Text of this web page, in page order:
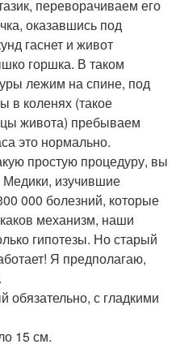
переворачиваем его
оказавшись под
гаснет и живот
горшка. В таком
лежим на спине, под
в коленях (такое
живота) пребываем
это нормально.
простую процедуру, вы
Медики, изучившие
000 болезний, которые
механизм, наши
гипотезы. Но старый
Я предполагаю,
с гладкими
15 см.